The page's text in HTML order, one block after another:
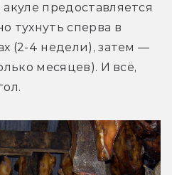
предоставляется
тухнуть сперва в
(2-4 недели), затем —
месяцев). И всё,